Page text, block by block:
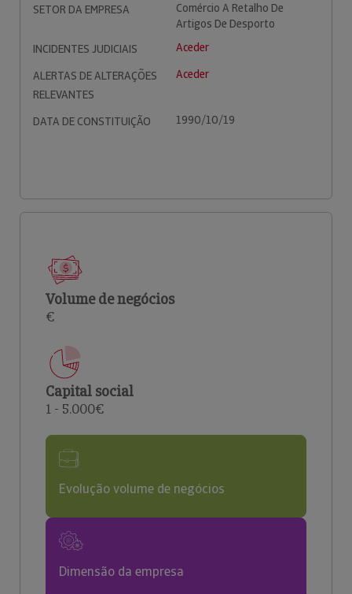
SETOR DA EMPRESA
Comércio A Retalho De
Artigos De Desporto
INCIDENTES JUDICIAIS
Aceder
ALERTAS DE ALTERAÇÕES
RELEVANTES
Aceder
DATA DE CONSTITUIÇÃO 1990/10/19
Volume de negócios
€
Capital social
1 - 5.000€
Evolução volume de negócios
Dimensão da empresa